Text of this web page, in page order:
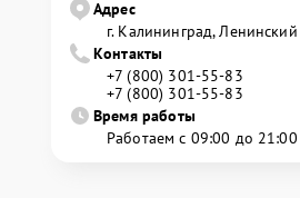
Адрес
г. Калининград,
Контакты
+7 (800) 301-55-83
+7 (800) 301-55-83
Время работы
Работаем с 09:00 до 21:00